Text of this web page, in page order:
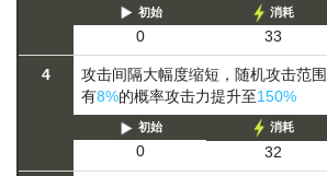
初始
0
消耗
33
4
攻击间隔大幅度缩短，随机攻击范
有8%的概率攻击力提升至150%
初始
0
消耗
32